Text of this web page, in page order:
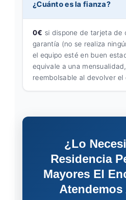
¿Cuánto es la fianza?
0€ si dispone de tarjeta de
garantía (no se realiza
el equipo esté en buen
equivale a una
reembolsable al devolver el
¿Lo
Residencia
Mayores El
Atendemos